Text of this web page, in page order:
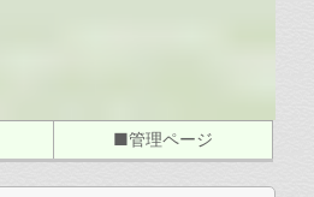
■管理ページ